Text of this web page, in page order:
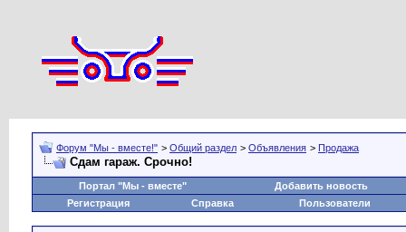
Форум "Мы - вместе!" > Общий раздел > Объявления > Продажа
Сдам гараж. Срочно!
Портал "Мы - вместе"
Добавить новость
Регистрация
Справка Пользователи